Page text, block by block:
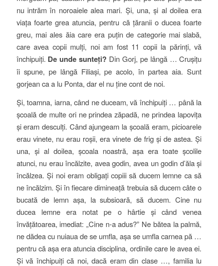
nu intrăm în noroaiele alea mari. Și, una, și al doilea era
viața foarte grea atuncia, pentru că țăranii o ducea foarte
greu, mai ales ăia care era puțin de categorie mai slabă,
care avea copii mulți, noi am fost 11 copii la părinți, vă
închipuiți. De unde sunteți? Din Gorj, pe lângă … Crușițu
îi spune, pe lângă Filiași, pe acolo, în partea aia. Sunt
gorjean ca a lu Ponta, dar el nu ține cont de noi.
Și, toamna, iarna, când ne duceam, vă închipuiți … până la
școală de multe ori ne prindea zăpadă, ne prindea lapovița
și eram desculți. Când ajungeam la școală eram, picioarele
erau vinete, nu erau roșii, era vinete de frig și de astea. Și
una, și al doilea, școala noastră, așa era toate școlile
atunci, nu erau încălzite, avea godin, avea un godin d’ăla și
încălzea. Și noi eram obligați copiii să ducem lemne ca să
ne încălzim. Și în fiecare dimineață trebuia să ducem câte o
bucată de lemn așa, la subsioară, să ducem. Cine nu
ducea lemne era notat pe o hârtie și când venea
învățătoarea, imediat: „Cine n-a adus?” Ne bătea la palmă,
ne dădea cu nuiaua de se umfla, așa se umfla carnea pă …
pentru că așa era atuncia disciplina, ordinile care le avea ei.
Și vă închipuiți că noi, dacă eram din clase …, familia lu